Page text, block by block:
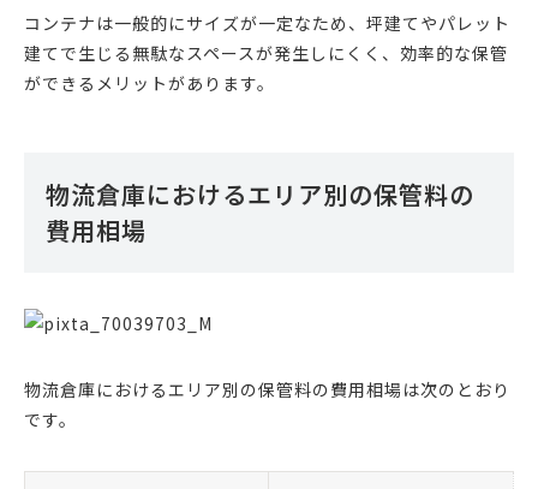
コンテナは一般的にサイズが一定なため、坪建てやパレット
建てで生じる無駄なスペースが発生しにくく、効率的な保管
ができるメリットがあります。
物流倉庫におけるエリア別の保管料の
費用相場
物流倉庫におけるエリア別の保管料の費用相場は次のとおり
です。